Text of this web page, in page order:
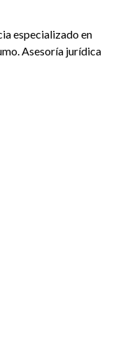
especializado en
Asesoría jurídica